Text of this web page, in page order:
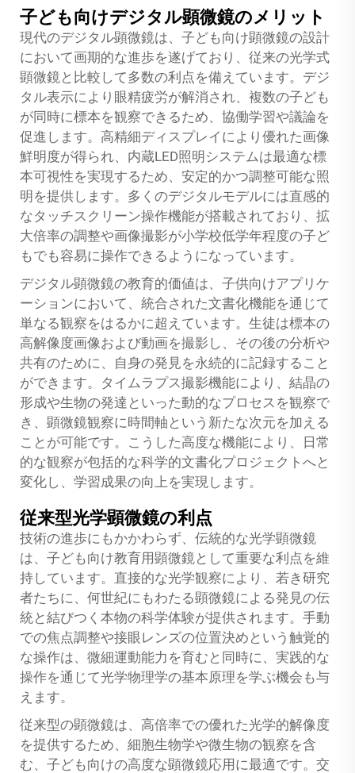
子ども向けデジタル顕微鏡のメリット
現代のデジタル顕微鏡は、子ども向け顕微鏡の設計
において画期的な進歩を遂げており、従来の光学式
顕微鏡と比較して多数の利点を備えています。デジ
タル表示により眼精疲労が解消され、複数の子ども
が同時に標本を観察できるため、協働学習や議論を
促進します。高精細ディスプレイにより優れた画像
鮮明度が得られ、内蔵LED照明システムは最適な標
本可視性を実現するため、安定的かつ調整可能な照
明を提供します。多くのデジタルモデルには直感的
なタッチスクリーン操作機能が搭載されており、拡
大倍率の調整や画像撮影が小学校低学年程度の子ど
もでも容易に操作できるようになっています。
デジタル顕微鏡の教育的価値は、子供向けアプリケ
ーションにおいて、統合された文書化機能を通じて
単なる観察をはるかに超えています。生徒は標本の
高解像度画像および動画を撮影し、その後の分析や
共有のために、自身の発見を永続的に記録すること
ができます。タイムラプス撮影機能により、結晶の
形成や生物の発達といった動的なプロセスを観察で
き、顕微鏡観察に時間軸という新たな次元を加える
ことが可能です。こうした高度な機能により、日常
的な観察が包括的な科学的文書化プロジェクトへと
変化し、学習成果の向上を実現します。
従来型光学顕微鏡の利点
技術の進歩にもかかわらず、伝統的な光学顕微鏡
は、子ども向け教育用顕微鏡として重要な利点を維
持しています。直接的な光学観察により、若き研究
者たちに、何世紀にもわたる顕微鏡による発見の伝
統と結びつく本物の科学体験が提供されます。手動
での焦点調整や接眼レンズの位置決めという触覚的
な操作は、微細運動能力を育むと同時に、実践的な
操作を通じて光学物理学の基本原理を学ぶ機会も与
えます。
従来型の顕微鏡は、高倍率での優れた光学的解像度
を提供するため、細胞生物学や微生物の観察を含
む、子ども向けの高度な顕微鏡応用に最適です。交